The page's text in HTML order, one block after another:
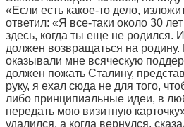
«Если есть какое-то дело,
ответил: «Я все-таки около 30
здесь, когда ты еще не родился.
должен возвращаться на родину.
оказывали мне всяческую
должен пожать Сталину,
руку, я ехал сюда не для того,
либо принципиальные идеи, в
передать мою визитную
удалился, а когда вернулся,